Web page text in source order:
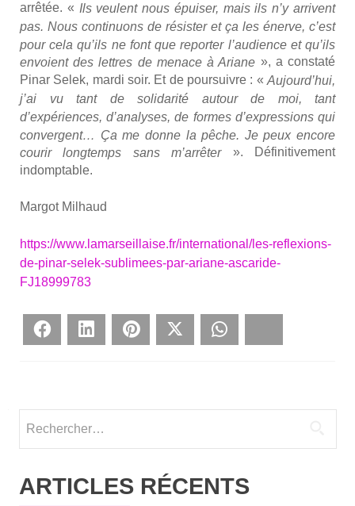
arrê­tée. « Ils veulent nous épui­ser, mais ils n’y arrivent
pas. Nous conti­nuons de résis­ter et ça les énerve, c’est
pour cela qu’ils ne font que repor­ter l’audience et qu’ils
envoient des lettres de menace à Ariane », a consta­té
Pinar Selek, mar­di soir. Et de pour­suivre : « Aujourd’hui,
j’ai vu tant de soli­da­ri­té autour de moi, tant
d’expériences, d’analyses, de formes d’expressions qui
convergent… Ça me donne la pêche. Je peux encore
cou­rir long­temps sans m’arrêter». Défi­ni­ti­ve­ment
indomp­table.
Mar­got Mil­haud
https://www.lamarseillaise.fr/international/les-reflexions-
de-pinar-selek-sublimees-par-ariane-ascaride-
FJ18999783
Face­bookLin­ke­dIn Pin­te­rest Twit­ter
ARTICLES RÉCENTS